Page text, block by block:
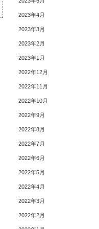
2023年4月
2023年3月
2023年2月
2023年1月
2022年12月
2022年11月
2022年10月
2022年9月
2022年8月
2022年7月
2022年6月
2022年5月
2022年4月
2022年3月
2022年2月